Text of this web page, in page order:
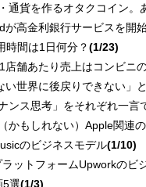
通貨を作るオタクコイン。
高金利銀行サービスを開
時間は1日何分？(1/23)
舗あたり売上はコンビニ
世界に後戻りできない」
ンス思考」をそれぞれ一言
かもしれない）Apple関連
のビジネスモデル(1/10)
ットフォームUpworkのビ
5選(1/3)